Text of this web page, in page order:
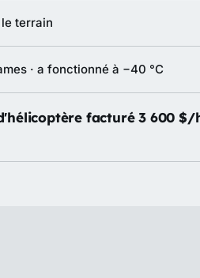
terrain
· a fonctionné à −40 °C
facturé 3 600 $/